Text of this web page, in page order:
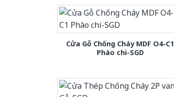
Cửa Gỗ Chống Cháy MDF O4-C1
Phào chi-SGD